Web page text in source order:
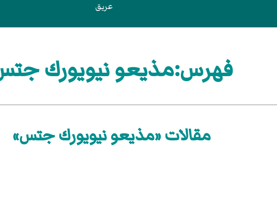
عريق
فهرس:مذيعو نيويورك
مقالات «مذيعو نيويورك جتس»